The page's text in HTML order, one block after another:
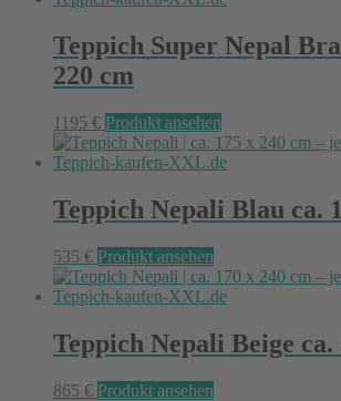
Teppich Super Nepal
220 cm
1195 € Produkt ansehen
Teppich Nepali Blau ca.
535 € Produkt ansehen
Teppich Nepali Beige ca.
865 € Produkt ansehen